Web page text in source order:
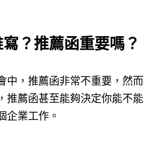
？推薦函重要嗎？
中，推薦函非常不重要，然而
推薦函甚至能夠決定你能不能
企業工作。